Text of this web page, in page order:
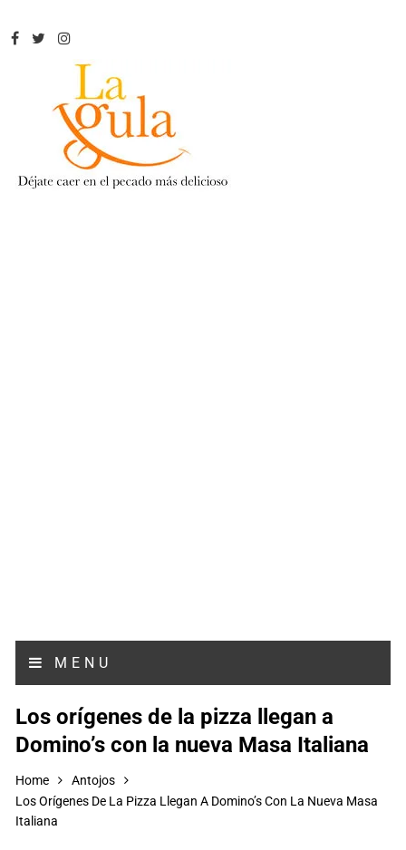
MENU
Los orígenes de la pizza llegan a
Domino’s con la nueva Masa Italiana
Home
Antojos
Los Orígenes De La Pizza Llegan A Domino’s Con La Nueva Masa
Italiana